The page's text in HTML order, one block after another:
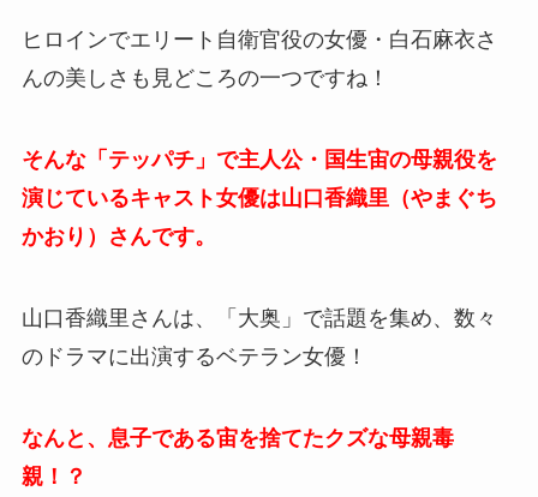
ヒロインでエリート自衛官役の女優・ 白石麻衣さ
んの美しさも見どころの一つですね！
そんな「テッパチ」で主人公・国生宙の母親役を
演じているキャスト女優は山口香織里（やまぐち
かおり）さんです。
山口香織里さんは、「大奥」で話題を集め、数々
のドラマに出演するベテラン女優！
なんと、息子である宙を捨てたクズな母親毒
親！？